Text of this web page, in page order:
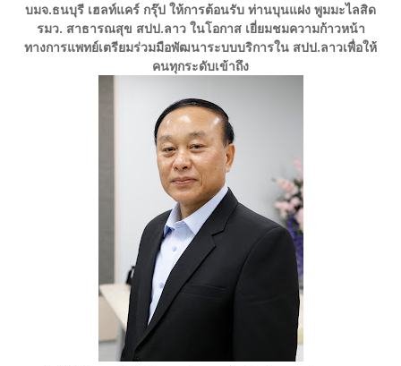
บมจ.ธนบุรี เฮลท์แคร์ กรุ๊ป ให้การต้อนรับ ท่านบุนแฝง พูมมะไลสิด
รมว. สาธารณสุข สปป.ลาว ในโอกาส เยี่ยมชมความก้าวหน้า
ทางการแพทย์เตรียมร่วมมือพัฒนาระบบบริการใน สปป.ลาวเพื่อให้
คนทุกระดับเข้าถึง